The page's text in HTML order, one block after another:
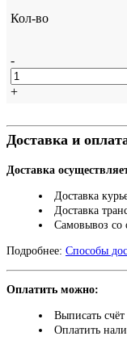
Кол-во
-
+
Доставка и
Доставка
Доставка
Доставка
Самовывоз со
Подробнее: Способы
Оплатить можно:
Выписать
Оплатить